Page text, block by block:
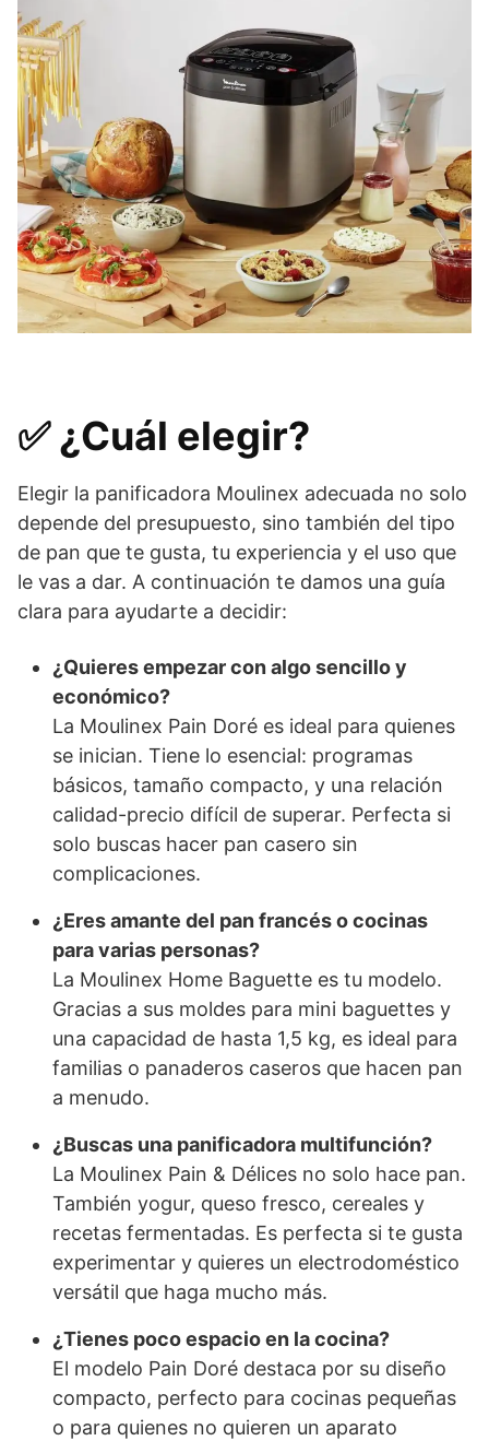
✅ ¿Cuál elegir?
Elegir la panificadora Moulinex adecuada no solo
depende del presupuesto, sino también del tipo
de pan que te gusta, tu experiencia y el uso que
le vas a dar. A continuación te damos una guía
clara para ayudarte a decidir:
¿Quieres empezar con algo sencillo y
económico?
La Moulinex Pain Doré es ideal para quienes
se inician. Tiene lo esencial: programas
básicos, tamaño compacto, y una relación
calidad-precio difícil de superar. Perfecta si
solo buscas hacer pan casero sin
complicaciones.
¿Eres amante del pan francés o cocinas
para varias personas?
La Moulinex Home Baguette es tu modelo.
Gracias a sus moldes para mini baguettes y
una capacidad de hasta 1,5 kg, es ideal para
familias o panaderos caseros que hacen pan
a menudo.
¿Buscas una panificadora multifunción?
La Moulinex Pain & Délices no solo hace pan.
También yogur, queso fresco, cereales y
recetas fermentadas. Es perfecta si te gusta
experimentar y quieres un electrodoméstico
versátil que haga mucho más.
¿Tienes poco espacio en la cocina?
El modelo Pain Doré destaca por su diseño
compacto, perfecto para cocinas pequeñas
o para quienes no quieren un aparato